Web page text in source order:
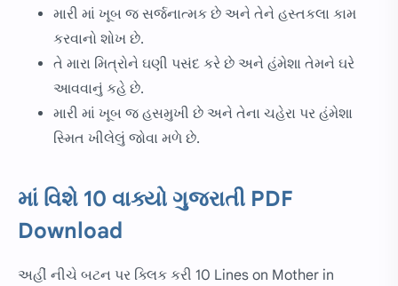
મારી માં ખૂબ જ સર્જનાત્મક છે અને તેને હસ્તકલા કામ
કરવાનો શોખ છે.
તે મારા મિત્રોને ઘણી પસંદ કરે છે અને હંમેશા તેમને ઘરે
આવવાનું કહે છે.
મારી માં ખૂબ જ હસમુખી છે અને તેના ચહેરા પર હંમેશા
સ્મિત ખીલેલું જોવા મળે છે.
માં વિશે 10 વાક્યો ગુજરાતી PDF
Download
અહીં નીચે બટન પર ક્લિક કરી 10 Lines on Mother in